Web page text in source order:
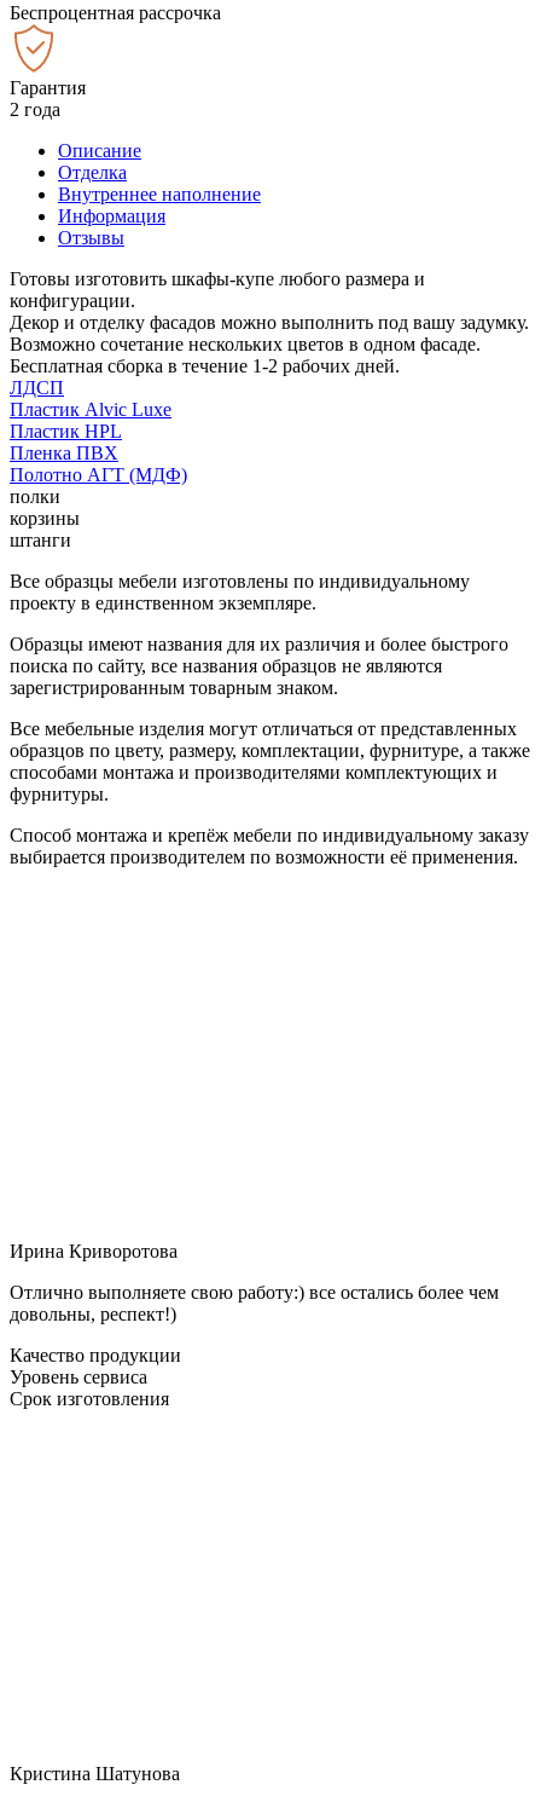
Беспроцентная рассрочка
Гарантия
2 года
Описание
Отделка
Внутреннее наполнение
Информация
Отзывы
Готовы изготовить шкафы-купе любого размера и
конфигурации.
Декор и отделку фасадов можно выполнить под вашу задумку.
Возможно сочетание нескольких цветов в одном фасаде.
Бесплатная сборка в течение 1-2 рабочих дней.
ЛДСП
Пластик Alvic Luxe
Пластик HPL
Пленка ПВХ
Полотно АГТ (МДФ)
полки
корзины
штанги
Все образцы мебели изготовлены по индивидуальному
проекту в единственном экземпляре.
Образцы имеют названия для их различия и более быстрого
поиска по сайту, все названия образцов не являются
зарегистрированным товарным знаком.
Все мебельные изделия могут отличаться от представленных
образцов по цвету, размеру, комплектации, фурнитуре, а также
способами монтажа и производителями комплектующих и
фурнитуры.
Способ монтажа и крепёж мебели по индивидуальному заказу
выбирается производителем по возможности её применения.
Ирина Криворотова
Отлично выполняете свою работу:) все остались более чем
довольны, респект!)
Качество продукции
Уровень сервиса
Срок изготовления
Кристина Шатунова